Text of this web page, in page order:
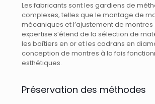
Les fabricants sont les gardiens de
complexes, telles que le montage de
mécaniques et l’ajustement de montres
expertise s’étend de la sélection de
les boîtiers en or et les cadrans en
conception de montres à la fois
esthétiques.
Préservation des méthodes